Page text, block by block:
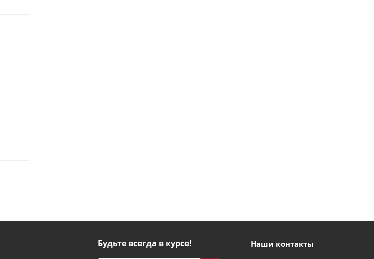
Будьте всегда в курсе! Наши контакты